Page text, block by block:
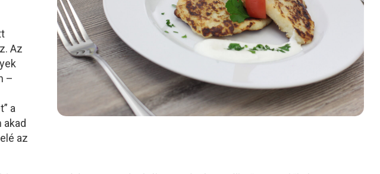
Az
–
a
az